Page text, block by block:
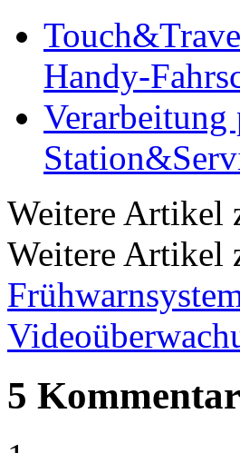
Handy-
Verarbeitung
Weitere Artikel
Weitere Artikel
5